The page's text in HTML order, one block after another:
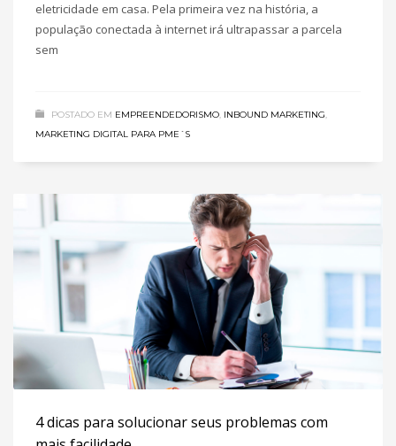
eletricidade em casa. Pela primeira vez na história, a
população conectada à internet irá ultrapassar a parcela
sem
POSTADO EM EMPREENDEDORISMO, INBOUND MARKETING,
MARKETING DIGITAL PARA PME´S
4 dicas para solucionar seus problemas com